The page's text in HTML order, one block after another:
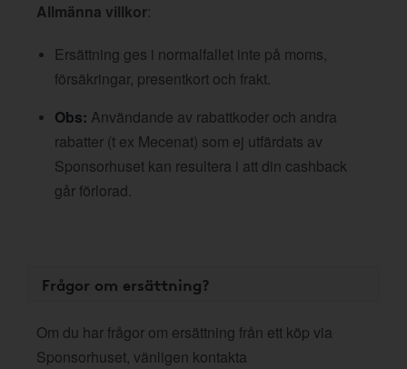
Allmänna villkor:
Ersättning ges i normalfallet inte på moms,
försäkringar, presentkort och frakt.
Obs: Användande av rabattkoder och andra
rabatter (t ex Mecenat) som ej utfärdats av
Sponsorhuset kan resultera i att din cashback
går förlorad.
Frågor om ersättning?
Om du har frågor om ersättning från ett köp via
Sponsorhuset, vänligen kontakta